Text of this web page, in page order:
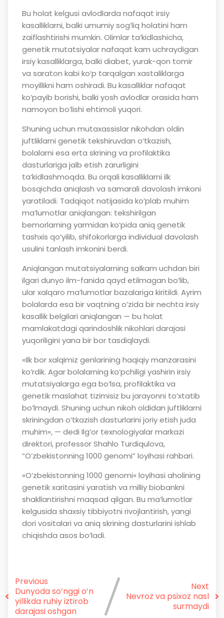
Bu holat kelgusi avlodlarda nafaqat irsiy
kasalliklarni, balki umumiy sog‘liq holatini ham
zaiflashtirishi mumkin. Olimlar ta’kidlashicha,
genetik mutatsiyalar nafaqat kam uchraydigan
irsiy kasalliklarga, balki diabet, yurak-qon tomir
va saraton kabi ko‘p tarqalgan xastaliklarga
moyillikni ham oshiradi. Bu kasalliklar nafaqat
ko‘payib borishi, balki yosh avlodlar orasida ham
namoyon bo‘lishi ehtimoli yuqori.
Shuning uchun mutaxassislar nikohdan oldin
juftliklarni genetik tekshiruvdan o‘tkazish,
bolalarni esa erta skrining va profilaktika
dasturlariga jalb etish zarurligini
ta’kidlashmoqda. Bu orqali kasalliklarni ilk
bosqichda aniqlash va samarali davolash imkoni
yaratiladi. Tadqiqot natijasida ko‘plab muhim
ma’lumotlar aniqlangan: tekshirilgan
bemorlarning yarmidan ko‘pida aniq genetik
tashxis qo‘yilib, shifokorlarga individual davolash
usulini tanlash imkonini berdi.
Aniqlangan mutatsiyalarning salkam uchdan biri
ilgari dunyo ilm-fanida qayd etilmagan bo‘lib,
ular xalqaro ma’lumotlar bazalariga kiritildi. Ayrim
bolalarda esa bir vaqtning o‘zida bir nechta irsiy
kasallik belgilari aniqlangan — bu holat
mamlakatdagi qarindoshlik nikohlari darajasi
yuqoriligini yana bir bor tasdiqlaydi.
«Ilk bor xalqimiz genlarining haqiqiy manzarasini
ko‘rdik. Agar bolalarning ko‘pchiligi yashirin irsiy
mutatsiyalarga ega bo‘lsa, profilaktika va
genetik maslahat tizimisiz bu jarayonni to‘xtatib
bo‘lmaydi. Shuning uchun nikoh oldidan juftliklarni
skriningdan o‘tkazish dasturlarini joriy etish juda
muhim», — dedi Ilg‘or texnologiyalar markazi
direktori, professor Shahlo Turdiqulova,
“O‘zbekistonning 1000 genomi” loyihasi rahbari.
«O‘zbekistonning 1000 genomi» loyihasi aholining
genetik xaritasini yaratish va milliy biobankni
shakllantirishni maqsad qilgan. Bu ma’lumotlar
kelgusida shaxsiy tibbiyotni rivojlantirish, yangi
dori vositalari va aniq skrining dasturlarini ishlab
chiqishda asos bo‘ladi.
Previous
Dunyoda so‘nggi o‘n
yillikda ruhiy iztirob
darajasi oshgan
Next
Nevroz va psixoz nasl
surmaydi